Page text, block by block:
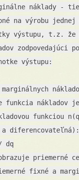
náklady -
na výrobu jednej
výstupu, t.z. že
zodpovedajúci
výstupu:
marginálnych
funkcia nákladov
funkciou
diferencovateľná):
dq
priemerné
fixné a